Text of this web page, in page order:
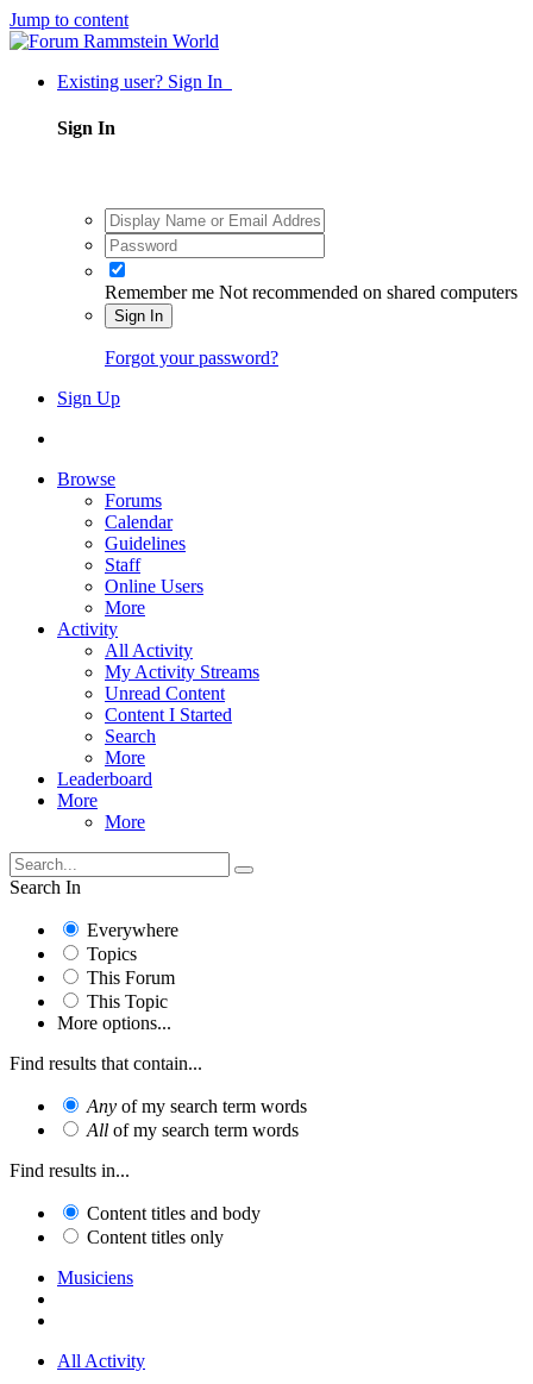
Jump to content
Existing user? Sign In
Sign In
Remember me Not recommended on shared computers
Sign In
Forgot your password?
Sign Up
Browse
Forums
Calendar
Guidelines
Staff
Online Users
More
Activity
All Activity
My Activity Streams
Unread Content
Content I Started
Search
More
Leaderboard
More
More
Search In
Everywhere
Topics
This Forum
This Topic
More options...
Find results that contain...
Any of my search term words
All of my search term words
Find results in...
Content titles and body
Content titles only
Musiciens
All Activity